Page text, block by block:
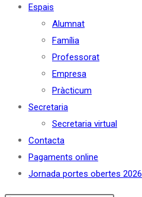
Espais
Alumnat
Família
Professorat
Empresa
Pràcticum
Secretaria
Secretaria virtual
Contacta
Pagaments online
Jornada portes obertes 2026